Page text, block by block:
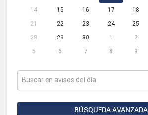
14
15 16 17 18
21
22 23 24 25
28
29 30 1 2
5
6 7 8 9
BÚSQUEDA AVANZADA